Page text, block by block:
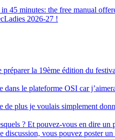
45 minutes: the free manual
2026-27 !
préparer la 19ème édition du
dans le plateforme OSI car
de plus je voulais simplement
? Et pouvez-vous en dire un
discussion, vous pouvez poster